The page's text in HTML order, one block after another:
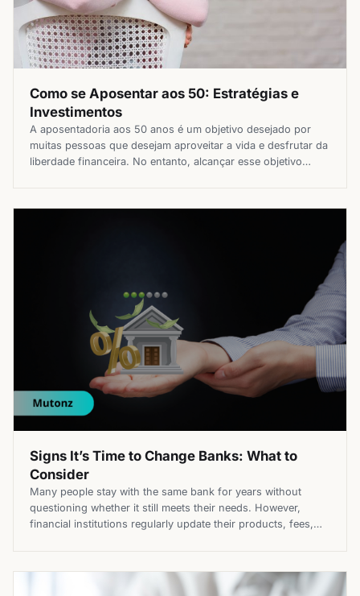
Como se Aposentar aos 50: Estratégias e
Investimentos
A aposentadoria aos 50 anos é um objetivo desejado por
muitas pessoas que desejam aproveitar a vida e desfrutar da
liberdade financeira. No entanto, alcançar esse objetivo
artigo, exploraremos as principais estratégias e
Signs It’s Time to Change Banks: What to
Consider
Many people stay with the same bank for years without
questioning whether it still meets their needs. However,
financial institutions regularly update their products, fees,
ago. Knowing when to change banks can help you reduce